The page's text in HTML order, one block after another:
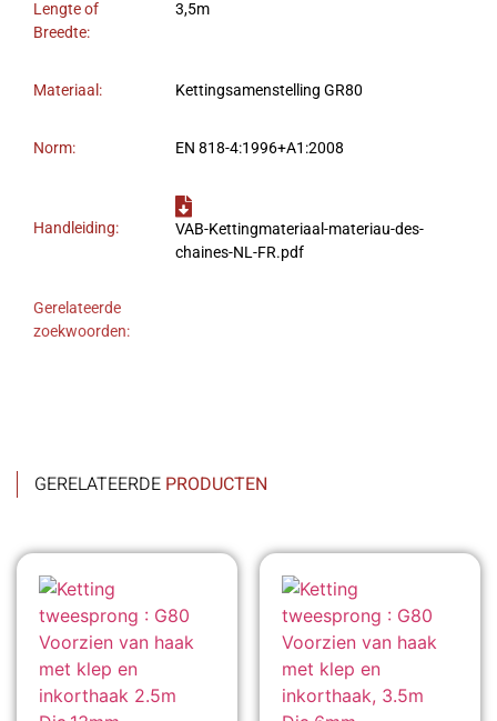
Lengte of
Breedte:
3,5m
Materiaal: Kettingsamenstelling GR80
Norm: EN 818-4:1996+A1:2008
Handleiding:
VAB-Kettingmateriaal-materiau-des-
chaines-NL-FR.pdf
Gerelateerde
zoekwoorden:
GERELATEERDE PRODUCTEN